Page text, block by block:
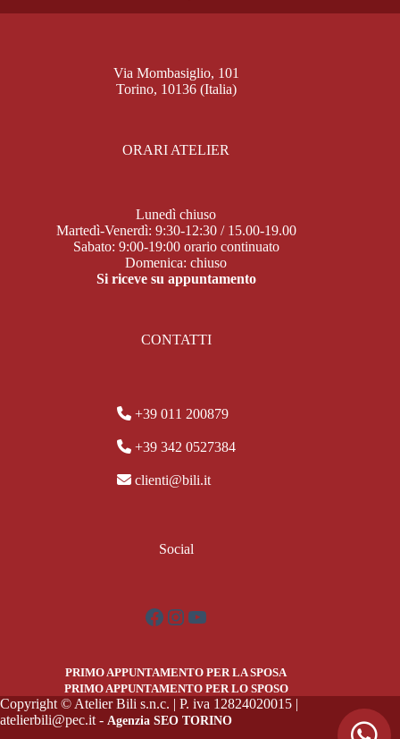
Via Mombasiglio, 101
Torino, 10136 (Italia)
ORARI ATELIER
Lunedì chiuso
Martedì-Venerdì: 9:30-12:30 / 15.00-19.00
Sabato: 9:00-19:00 orario continuato
Domenica: chiuso
Si riceve su appuntamento
CONTATTI
+39 011 200879
+39 342 0527384
clienti@bili.it
Social
Facebook
Instagram
YouTube
PRIMO APPUNTAMENTO PER LA SPOSA
PRIMO APPUNTAMENTO PER LO SPOSO
Copyright © Atelier Bili s.n.c. | P. iva 12824020015 |
atelierbili@pec.it - Agenzia SEO TORINO